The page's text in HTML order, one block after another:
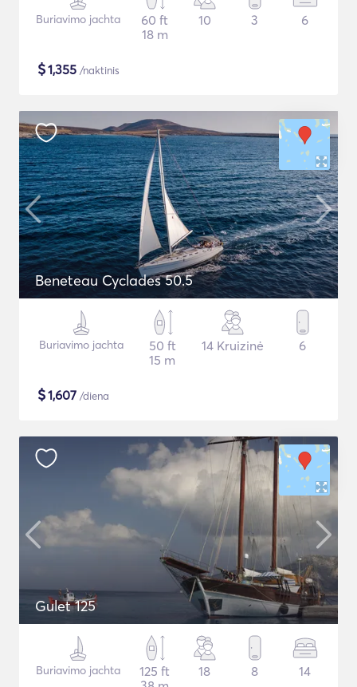
Buriavimo jachta
60 ft
18 m
10 3 6
$1,355 /naktinis
Beneteau Cyclades 50.5
Buriavimo jachta
50 ft
15 m
14 Kruizinė 6
$1,607 /diena
Gulet 125
Buriavimo jachta
125 ft
18 8 14